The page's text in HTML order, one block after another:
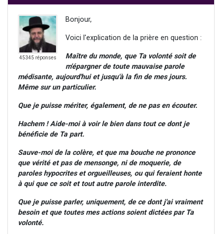
45345 réponses
Bonjour,
Voici l'explication de la prière en question :
Maître du monde, que Ta volonté soit de
m'épargner de toute mauvaise parole
médisante, aujourd'hui et jusqu'à la fin de mes jours.
Même sur un particulier.
Que je puisse mériter, également, de ne pas en écouter.
Hachem ! Aide-moi à voir le bien dans tout ce dont je
bénéficie de Ta part.
Sauve-moi de la colère, et que ma bouche ne prononce
que vérité et pas de mensonge, ni de moquerie, de
paroles hypocrites et orgueilleuses, ou qui feraient honte
à qui que ce soit et tout autre parole interdite.
Que je puisse parler, uniquement, de ce dont j'ai vraiment
besoin et que toutes mes actions soient dictées par Ta
volonté.